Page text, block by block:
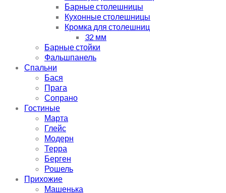
Барные столешницы
Кухонные столешницы
Кромка для столешниц
32 мм
Барные стойки
Фальшпанель
Спальни
Бася
Прага
Сопрано
Гостиные
Марта
Глейс
Модерн
Терра
Берген
Рошель
Прихожие
Машенька